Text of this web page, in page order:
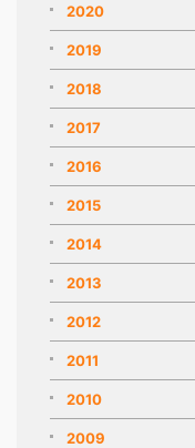
2020
2019
2018
2017
2016
2015
2014
2013
2012
2011
2010
2009